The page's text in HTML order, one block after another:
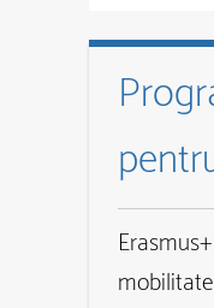
mobilitate